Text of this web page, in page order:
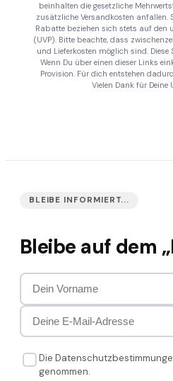
beinhalten die gesetzliche
zusätzliche Versandkosten anfallen.
Rabatte beziehen sich stets auf den
(UVP). Bitte beachte, dass
und Lieferkosten möglich sind. Diese
Wenn Du über einen dieser Links
Provision. Für dich entstehen
Vielen Dank für Deine
BLEIBE INFORMIERT...
Bleibe auf dem
Die
genommen.